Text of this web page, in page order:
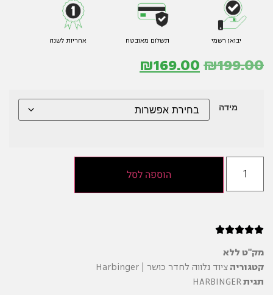
יבואן רשמי תשלום מאובטח אחריות לשנה
₪199.00
₪169.00
מידה
הוספה לסל





מק"טללא
קטגוריהציוד נלווה לחדר כושר | Harbinger
תגיתHARBINGER